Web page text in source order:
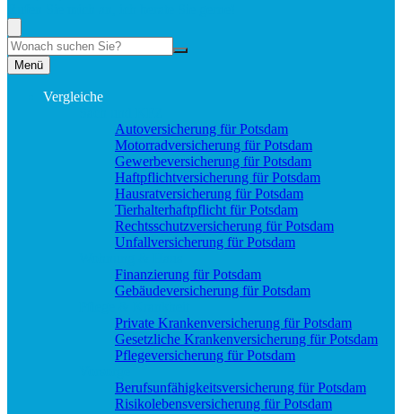
Suche
Menü
Vergleiche
Autoversicherung für Potsdam
Motorradversicherung für Potsdam
Gewerbeversicherung für Potsdam
Haftpflichtversicherung für Potsdam
Hausratversicherung für Potsdam
Tierhalterhaftpflicht für Potsdam
Rechtsschutzversicherung für Potsdam
Unfallversicherung für Potsdam
Finanzierung für Potsdam
Gebäudeversicherung für Potsdam
Private Krankenversicherung für Potsdam
Gesetzliche Krankenversicherung für Potsdam
Pflegeversicherung für Potsdam
Berufs­unfähigkeitsversicherung für Potsdam
Risikolebensversicherung für Potsdam